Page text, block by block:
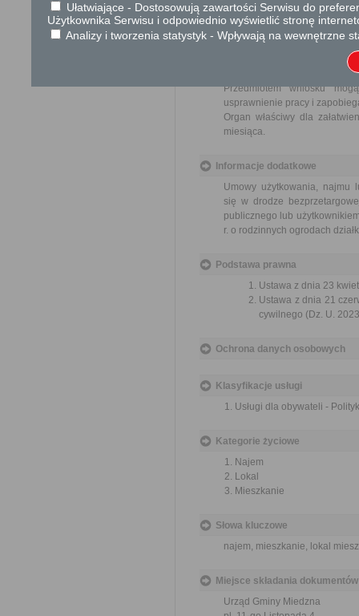
Skargi i wnioski
Przedmiotem skargi może
ich pracowników, naruszenie
Przedmiotem wniosku
usprawnienie pracy i
Organ właściwy dla
miesiąca.
Informacje dodatkowe
Umowy użytkowania, najmu
się w drodze
publicznego lub
r. o rodzinnych ogrodach
Podstawa prawna
Ustawa z dnia 23
Ustawa z dnia 21
cywilnego (Dz. U.
Ochrona danych osobowych
Klasyfikacje usługi
Usługi dla obywateli -
Kategorie życiowe
Najem
Lokal
Mieszkanie
Słowa kluczowe
najem, mieszkanie, lokal
Miejsce składania dokumentów
Urząd Gminy Miedzna
Ułatwiające - Dostosowują zawartości Serwisu do
Użytkownika Serwisu i odpowiednio wyświetlić stronę
Analizy i tworzenia statystyk - Wpływają na wewnętrzne